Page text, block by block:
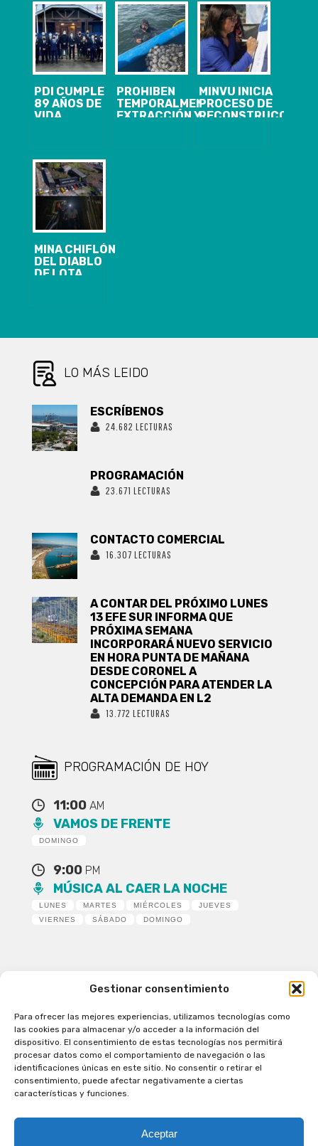
Gestionar consentimiento
Para ofrecer las mejores experiencias, utilizamos tecnologías como
las cookies para almacenar y/o acceder a la información del
dispositivo. El consentimiento de estas tecnologías nos permitirá
procesar datos como el comportamiento de navegación o las
identificaciones únicas en este sitio. No consentir o retirar el
consentimiento, puede afectar negativamente a ciertas
características y funciones.
Aceptar
PDI CUMPLE
89 AÑOS DE
VIDA
LOTA DE
IGUAL SE
CONMEMORÓ
ESTE NUEVO
ANIVERSARIO
PROHIBEN
TEMPORALMENTE
EXTRACCIÓN Y
MINVU INICIA
PROCESO DE
RECONSTRUCCIÓN
MINA CHIFLÓN
DEL DIABLO
DE LOTA
PARA ESTE
VERANO 2024
LO MÁS LEIDO
ESCRÍBENOS
24.682 LECTURAS
PROGRAMACIÓN
23.671 LECTURAS
CONTACTO COMERCIAL
16.307 LECTURAS
A CONTAR DEL PRÓXIMO LUNES
13 EFE SUR INFORMA QUE
PRÓXIMA SEMANA
INCORPORARÁ NUEVO SERVICIO
EN HORA PUNTA DE MAÑANA
DESDE CORONEL A
CONCEPCIÓN PARA ATENDER LA
ALTA DEMANDA EN L2
13.772 LECTURAS
PROGRAMACIÓN DE HOY
11:00 AM
VAMOS DE FRENTE
DOMINGO
9:00 PM
MÚSICA AL CAER LA NOCHE
LUNES MARTES MIÉRCOLES
JUEVES
VIERNES
SÁBADO DOMINGO
Patagual Radio Digital 2026 - Todos los derechos
reservados
la Radio de Verdad
Cobertura
Programación